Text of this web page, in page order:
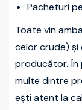
Pacheturi
Toate vin
celor crude) și
producător. În
multe dintre
ești atent la